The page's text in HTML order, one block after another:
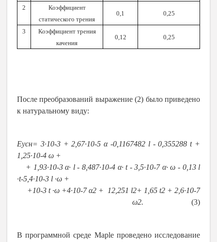
2
Коэффициент
статического трения
0,1 0,25
3
Коэффициент трения
качения
0,12 0,25
После преобразований выражение (2) было приведено
к натуральному виду:
Eусн= 3∙10-3+ 2,67∙10-5 α -0,1167482 l -0,355288t+
1,25∙10-4 ω +
+ 1,93∙10-3 α∙ l - 8,487∙10-4 α∙ t -3,5∙10-7 α∙ ω -0,13 l
∙t-5,4∙10-3 l ∙ω +
+10-3 t ∙ω +4∙10-7 α2 + 12,251 l2+ 1,65 t2 + 2,6∙10-7
ω2. (3)
В программной среде Maple проведено исследование